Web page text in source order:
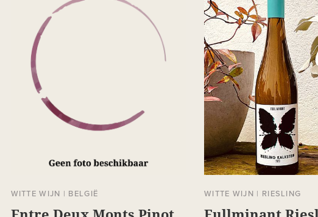
WITTE WIJN | BELGIË WITTE WIJN | RIESLING